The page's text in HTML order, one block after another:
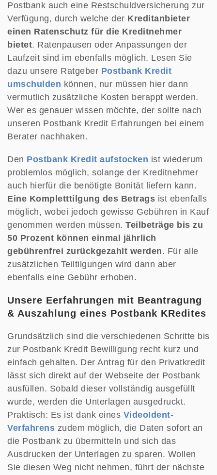
Postbank auch eine Restschuldversicherung zur
Verfügung, durch welche der Kreditanbieter
einen Ratenschutz für die Kreditnehmer
bietet. Ratenpausen oder Anpassungen der
Laufzeit sind im ebenfalls möglich. Lesen Sie
dazu unsere Ratgeber Postbank Kredit
umschulden können, nur müssen hier dann
vermutlich zusätzliche Kosten berappt werden.
Wer es genauer wissen möchte, der sollte nach
unseren Postbank Kredit Erfahrungen bei einem
Berater nachhaken.
Den Postbank Kredit aufstocken ist wiederum
problemlos möglich, solange der Kreditnehmer
auch hierfür die benötigte Bonität liefern kann.
Eine Kompletttilgung des Betrags ist ebenfalls
möglich, wobei jedoch gewisse Gebühren in Kauf
genommen werden müssen. Teilbeträge bis zu
50 Prozent können einmal jährlich
gebührenfrei zurückgezahlt werden. Für alle
zusätzlichen Teiltilgungen wird dann aber
ebenfalls eine Gebühr erhoben.
Unsere Eerfahrungen mit Beantragung
& Auszahlung eines Postbank KRedites
Grundsätzlich sind die verschiedenen Schritte bis
zur Postbank Kredit Bewilligung recht kurz und
einfach gehalten. Der Antrag für den Privatkredit
lässt sich direkt auf der Webseite der Postbank
ausfüllen. Sobald dieser vollständig ausgefüllt
wurde, werden die Unterlagen ausgedruckt.
Praktisch: Es ist dank eines VideoIdent-
Verfahrens zudem möglich, die Daten sofort an
die Postbank zu übermitteln und sich das
Ausdrucken der Unterlagen zu sparen. Wollen
Sie diesen Weg nicht nehmen, führt der nächste